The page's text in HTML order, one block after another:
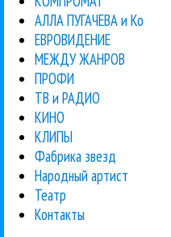
АЛЛА ПУГАЧЕВА и Ко
ЕВРОВИДЕНИЕ
МЕЖДУ ЖАНРОВ
ПРОФИ
ТВ и РАДИО
КИНО
КЛИПЫ
Фабрика звезд
Народный артист
Театр
Контакты